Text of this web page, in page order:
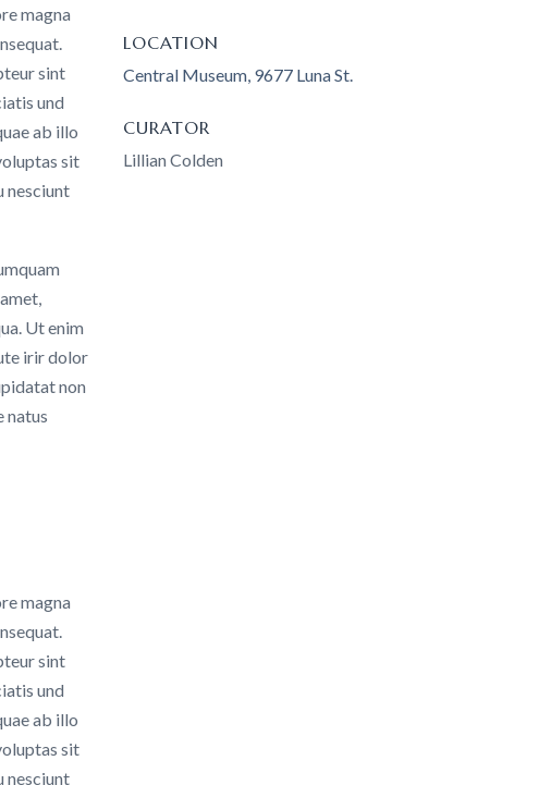
magna
sint
und
ab illo
sit
nesciunt
Ut enim
irir dolor
non
natus
magna
sint
und
ab illo
sit
nesciunt
LOCATION
Central Museum, 9677 Luna St.
CURATOR
Lillian Colden